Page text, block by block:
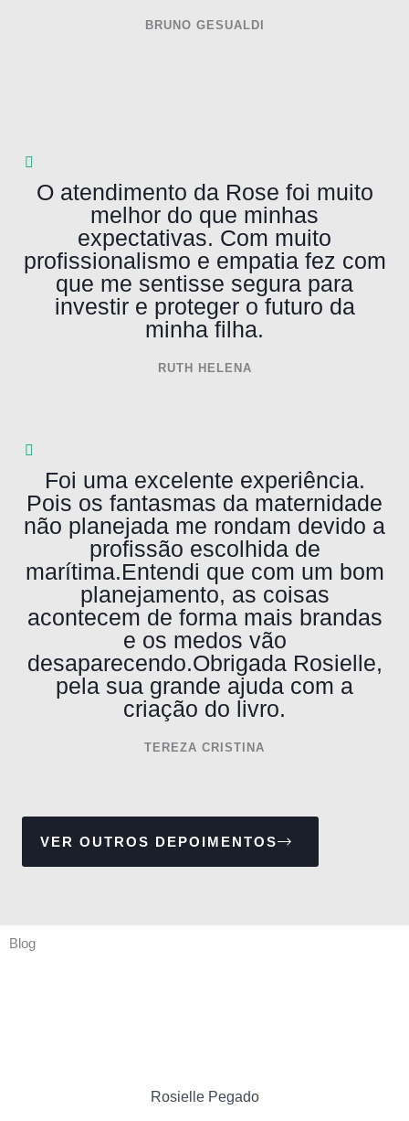
BRUNO GESUALDI
O atendimento da Rose foi muito
melhor do que minhas
expectativas. Com muito
profissionalismo e empatia fez com
que me sentisse segura para
investir e proteger o futuro da
minha filha.
RUTH HELENA
Foi uma excelente experiência.
Pois os fantasmas da maternidade
não planejada me rondam devido a
profissão escolhida de
marítima.Entendi que com um bom
planejamento, as coisas
acontecem de forma mais brandas
e os medos vão
desaparecendo.Obrigada Rosielle,
pela sua grande ajuda com a
criação do livro.
TEREZA CRISTINA
VER OUTROS DEPOIMENTOS
Blog
Rosielle Pegado